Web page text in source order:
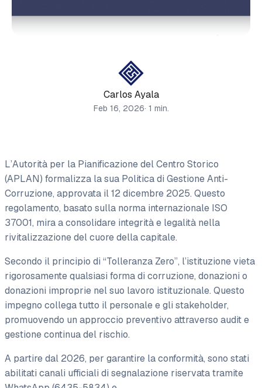
Carlos Ayala
Feb 16, 2026· 1 min.
L’Autorità per la Pianificazione del Centro Storico
(APLAN) formalizza la sua Politica di Gestione Anti-
Corruzione, approvata il 12 dicembre 2025. Questo
regolamento, basato sulla norma internazionale ISO
37001, mira a consolidare integrità e legalità nella
rivitalizzazione del cuore della capitale.
Secondo il principio di “Tolleranza Zero”, l’istituzione vieta
rigorosamente qualsiasi forma di corruzione, donazioni o
donazioni improprie nel suo lavoro istituzionale. Questo
impegno collega tutto il personale e gli stakeholder,
promuovendo un approccio preventivo attraverso audit e
gestione continua del rischio.
A partire dal 2026, per garantire la conformità, sono stati
abilitati canali ufficiali di segnalazione riservata tramite